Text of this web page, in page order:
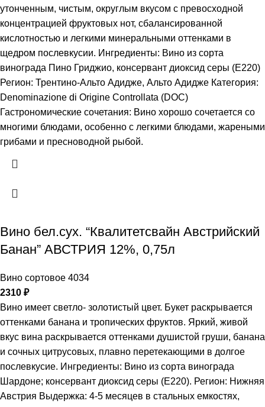
утонченным, чистым, округлым вкусом с превосходной
концентрацией фруктовых нот, сбалансированной
кислотностью и легкими минеральными оттенками в
щедром послевкусии. Ингредиенты: Вино из сорта
винограда Пино Гриджио, консервант диоксид серы (Е220)
Регион: Трентино-Альто Адидже, Альто Адидже Категория:
Denominazione di Origine Controllata (DOC)
Гастрономические сочетания: Вино хорошо сочетается со
многими блюдами, особенно с легкими блюдами, жареными
грибами и пресноводной рыбой.
Вино бел.сух. “Квалитетсвайн Австрийский
Банан” АВСТРИЯ 12%, 0,75л
Вино сортовое 4034
2310 ₽
Вино имеет светло- золотистый цвет. Букет раскрывается
оттенками банана и тропических фруктов. Яркий, живой
вкус вина раскрывается оттенками душистой груши, банана
и сочных цитрусовых, плавно перетекающими в долгое
послевкусие. Ингредиенты: Вино из сорта винограда
Шардоне; консервант диоксид серы (Е220). Регион: Нижняя
Австрия Выдержка: 4-5 месяцев в стальных емкостях,